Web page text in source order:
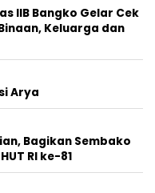
IIB Bangko Gelar Cek
Keluarga dan
Arya
Bagikan Sembako
RI ke-81